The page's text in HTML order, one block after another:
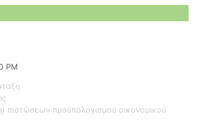
PM
πιστώσεων προϋπολογισμού οικονομικού